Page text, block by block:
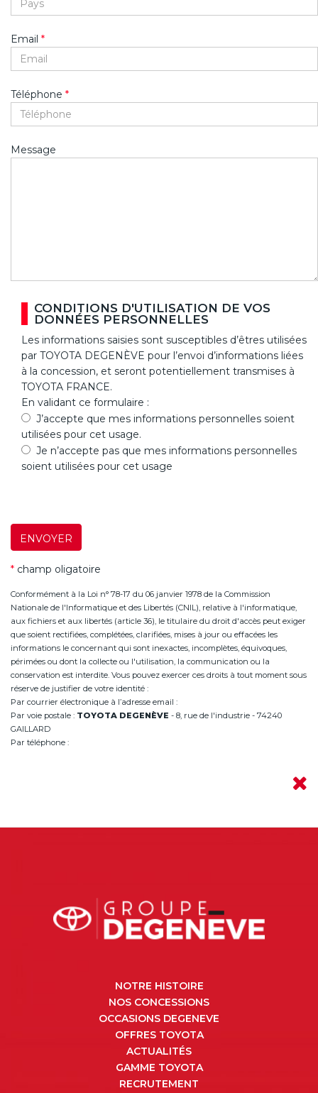
Email *
Téléphone *
Message
CONDITIONS D'UTILISATION DE VOS
DONNÉES PERSONNELLES
Les informations saisies sont susceptibles d’êtres utilisées
par TOYOTA DEGENÈVE pour l’envoi d’informations liées
à la concession, et seront potentiellement transmises à
TOYOTA FRANCE.
En validant ce formulaire :
J’accepte que mes informations personnelles soient
utilisées pour cet usage.
Je n’accepte pas que mes informations personnelles
soient utilisées pour cet usage
ENVOYER
* champ oligatoire
Conformément à la Loi n° 78-17 du 06 janvier 1978 de la Commission
Nationale de l'Informatique et des Libertés (CNIL), relative à l'informatique,
aux fichiers et aux libertés (article 36), le titulaire du droit d'accès peut exiger
que soient rectifiées, complétées, clarifiées, mises à jour ou effacées les
informations le concernant qui sont inexactes, incomplètes, équivoques,
périmées ou dont la collecte ou l'utilisation, la communication ou la
conservation est interdite. Vous pouvez exercer ces droits à tout moment sous
réserve de justifier de votre identité :
Par courrier électronique à l’adresse email :
Par voie postale : TOYOTA DEGENÈVE - 8, rue de l'industrie - 74240
GAILLARD
Par téléphone :
NOTRE HISTOIRE
NOS CONCESSIONS
OCCASIONS DEGENEVE
OFFRES TOYOTA
ACTUALITÉS
GAMME TOYOTA
RECRUTEMENT